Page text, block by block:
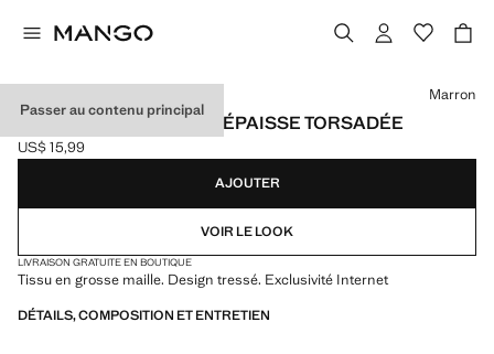
Passer au contenu principal
CHAUSSETTES MAILLE ÉPAISSE TORSADÉE
Prix actuel [US$ 15,99 ]
US$ 15,99
Choisissez une couleur
Marron
AJOUTER
VOIR LE LOOK
LIVRAISON GRATUITE EN BOUTIQUE
Tissu en grosse maille. Design tressé. Exclusivité Internet
DÉTAILS, COMPOSITION ET ENTRETIEN